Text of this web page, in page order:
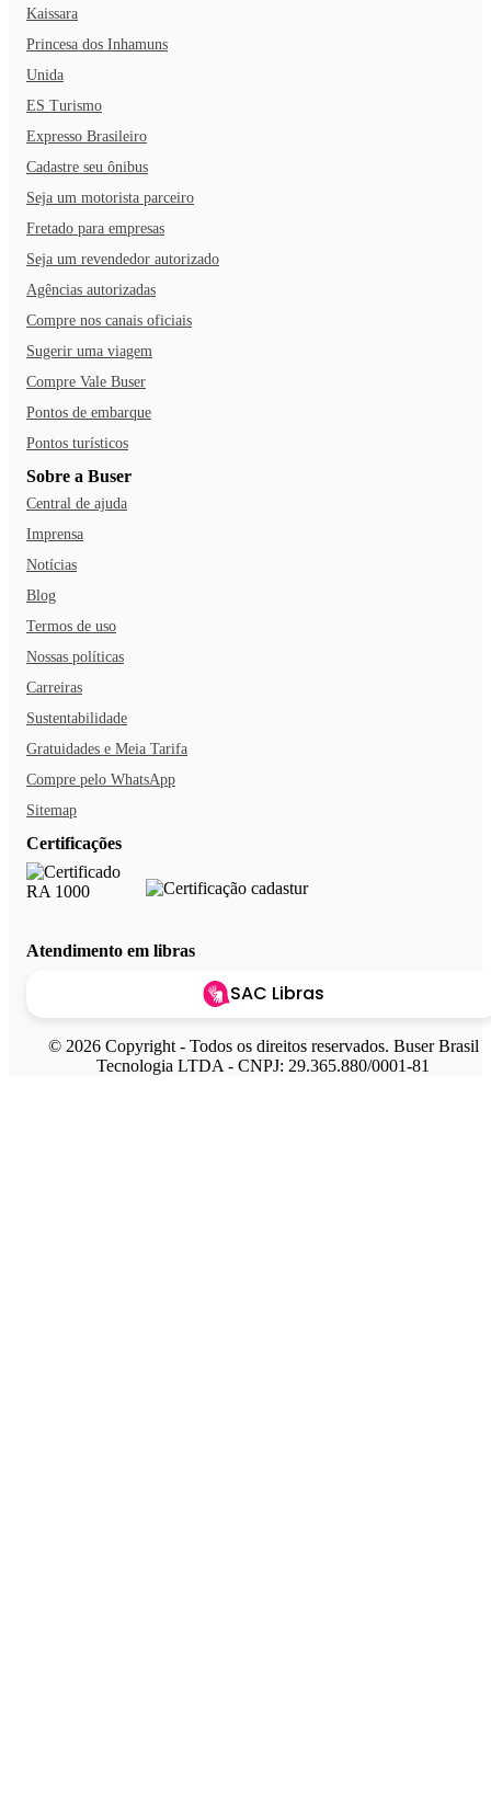
Kaissara
Princesa dos Inhamuns
Unida
ES Turismo
Expresso Brasileiro
Cadastre seu ônibus
Seja um motorista parceiro
Fretado para empresas
Seja um revendedor autorizado
Agências autorizadas
Compre nos canais oficiais
Sugerir uma viagem
Compre Vale Buser
Pontos de embarque
Pontos turísticos
Sobre a Buser
Central de ajuda
Imprensa
Notícias
Blog
Termos de uso
Nossas políticas
Carreiras
Sustentabilidade
Gratuidades e Meia Tarifa
Compre pelo WhatsApp
Sitemap
Certificações
Atendimento em libras
SAC Libras
© 2026 Copyright - Todos os direitos reservados. Buser Brasil
Tecnologia LTDA - CNPJ: 29.365.880/0001-81